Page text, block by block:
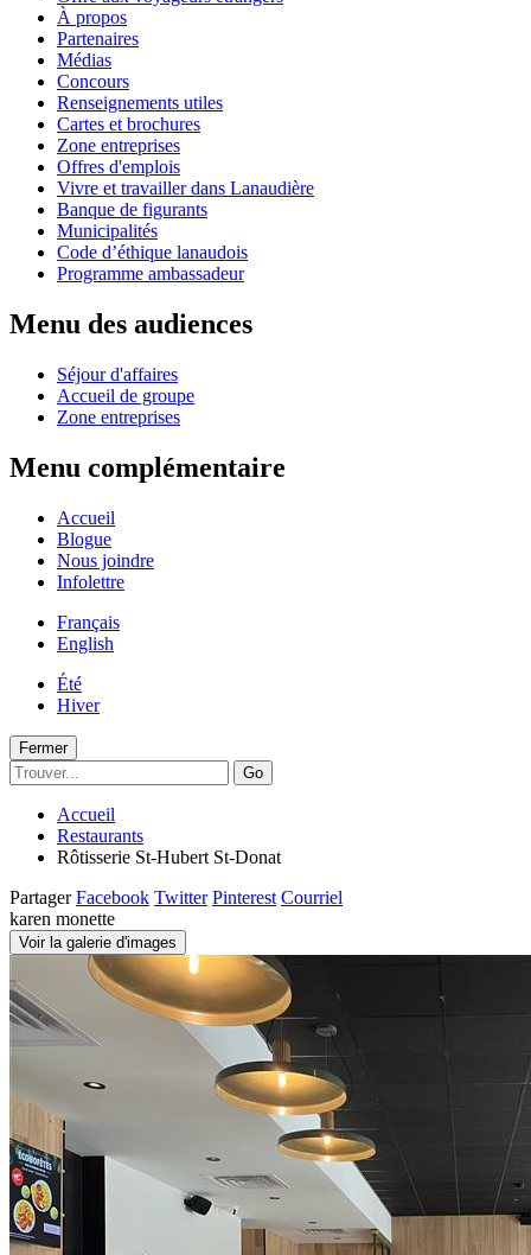
À propos
Partenaires
Médias
Concours
Renseignements utiles
Cartes et brochures
Zone entreprises
Offres d'emplois
Vivre et travailler dans Lanaudière
Banque de figurants
Municipalités
Code d’éthique lanaudois
Programme ambassadeur
Menu des audiences
Séjour d'affaires
Accueil de groupe
Zone entreprises
Menu complémentaire
Accueil
Blogue
Nous joindre
Infolettre
Français
English
Été
Hiver
Fermer
Go
Accueil
Restaurants
Rôtisserie St-Hubert St-Donat
Partager Facebook Twitter Pinterest Courriel
karen monette
Voir la galerie d'images